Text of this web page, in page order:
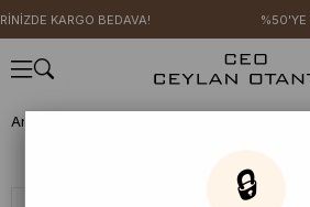
BEDAVA! %50'YE VARAN
Anasayfa
Gömlek
🔒